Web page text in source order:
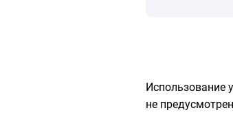
Использование
не